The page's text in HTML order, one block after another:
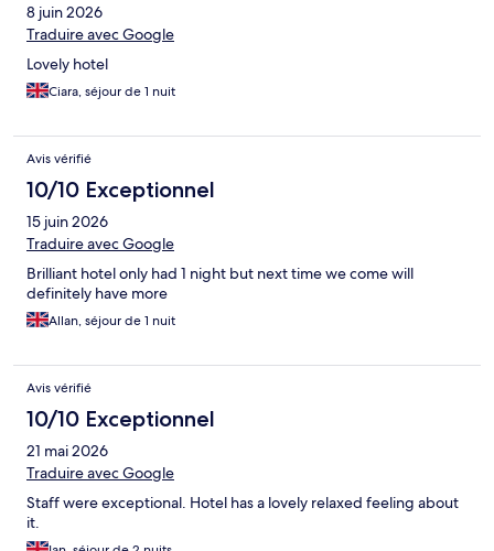
8 juin 2026
Traduire avec Google
Lovely hotel
Ciara, séjour de 1 nuit
Avis vérifié
10/10 Exceptionnel
15 juin 2026
Traduire avec Google
Brilliant hotel only had 1 night but next time we come will
definitely have more
Allan, séjour de 1 nuit
Avis vérifié
10/10 Exceptionnel
21 mai 2026
Traduire avec Google
Staff were exceptional. Hotel has a lovely relaxed feeling about
it.